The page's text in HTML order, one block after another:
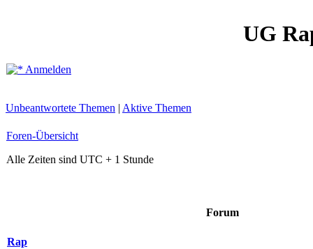
UG
Anmelden
Unbeantwortete Themen | Aktive Themen
Foren-Übersicht
Alle Zeiten sind UTC + 1 Stunde
Forum
Rap